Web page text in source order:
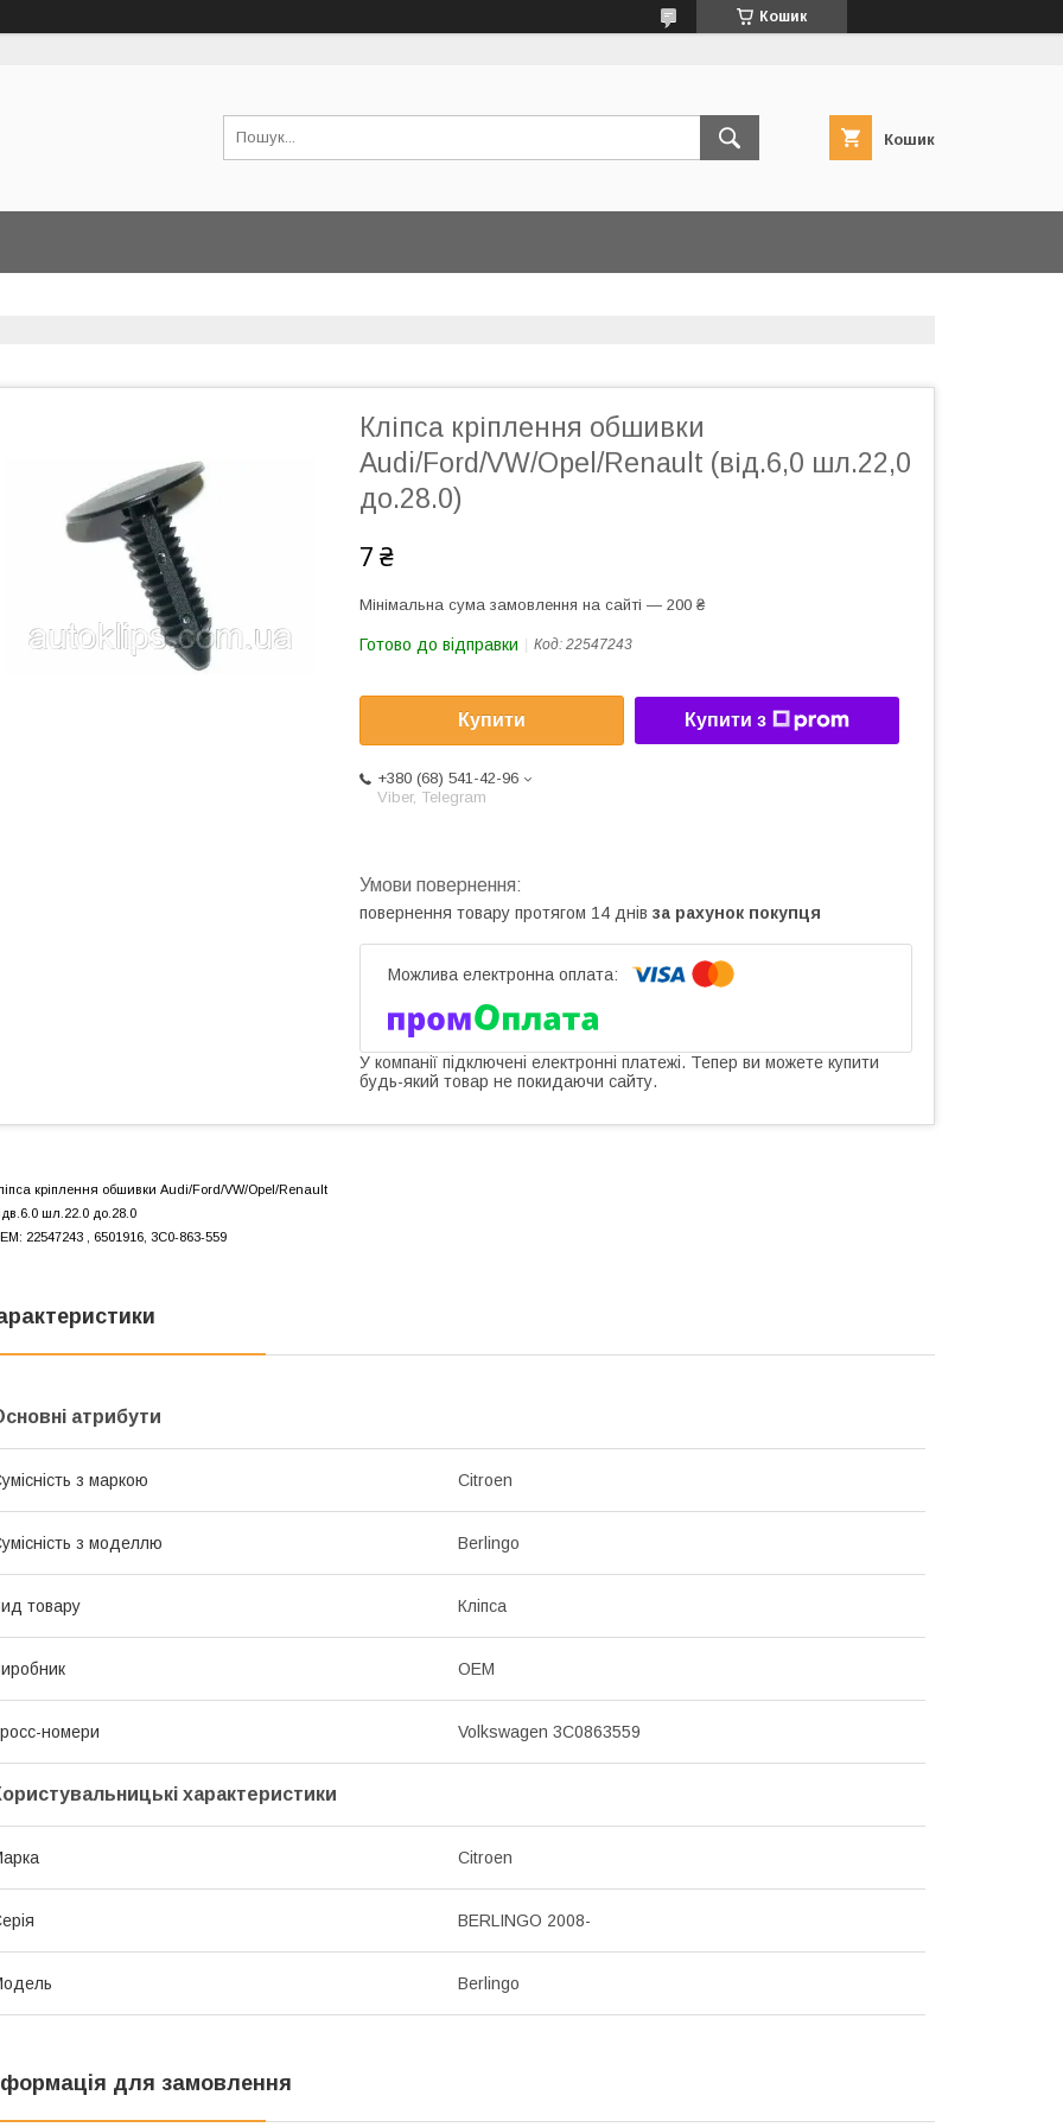
Кошик
Кошик
Кліпса кріплення обшивки
Audi/Ford/VW/Opel/Renault (від.6,0 шл.22,0
до.28.0)
7 ₴
Мінімальна сума замовлення на сайті — 200 ₴
Готово до відправки Код: 22547243
Купити Купити з
+380 (68) 541-42-96
Viber, Telegram
повернення товару протягом 14 днів за рахунок покупця
У компанії підключені електронні платежі. Тепер ви можете купити
будь-який товар не покидаючи сайту.
кріплення обшивки Audi/Ford/VW/Opel/Renault
шл.22.0 до.28.0
22547243 , 6501916, 3C0-863-559
атрибути
з маркою Citroen
з моделлю Berlingo
товару Кліпса
OEM
номери Volkswagen 3C0863559
характеристики
Citroen
BERLINGO 2008-
Berlingo
для замовлення